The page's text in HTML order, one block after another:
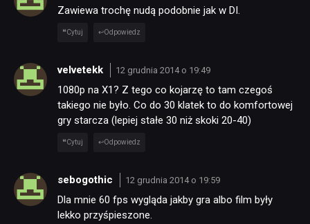
Zawiewa trochę nudą podobnie jak w DI.
Cytuj Odpowiedz
velvetekk 12 grudnia 2014 o 19:49
1080p na X1? Z tego co kojarzę to tam czegoś
takiego nie było. Co do 30 klatek to do komfortowej
gry starcza (lepiej stałe 30 niż skoki 20-40)
Cytuj Odpowiedz
sebogothic 12 grudnia 2014 o 19:59
Dla mnie 60 fps wygląda jakby gra albo film były
lekko przyśpieszone.